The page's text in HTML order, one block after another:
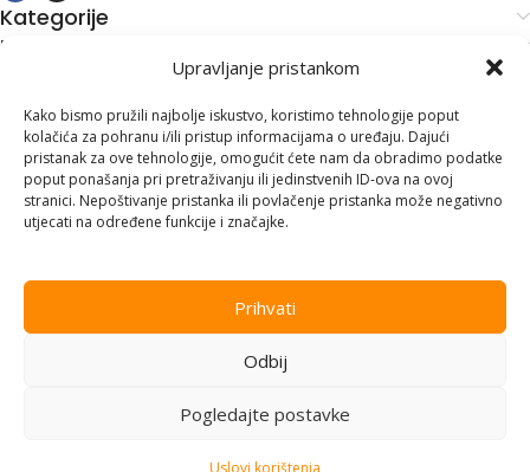
Upravljanje pristankom
Kako bismo pružili najbolje iskustvo, koristimo tehnologije poput
kolačića za pohranu i/ili pristup informacijama o uređaju. Dajući
pristanak za ove tehnologije, omogućit ćete nam da obradimo podatke
poput ponašanja pri pretraživanju ili jedinstvenih ID-ova na ovoj
stranici. Nepoštivanje pristanka ili povlačenje pristanka može negativno
utjecati na određene funkcije i značajke.
Prihvati
Odbij
Pogledajte postavke
Uslovi korištenja
Kategorije
Kupovina i podrška
Kontakt informacije
Branilaca Bosne, 75 300 Lukavac
+387 35 555 999
info@pconer.ba
Vision.